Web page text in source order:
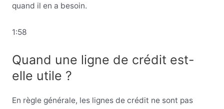
quand il en a besoin.
1:58
Quand une ligne de crédit est-
elle utile ?
En règle générale, les lignes de crédit ne sont pas